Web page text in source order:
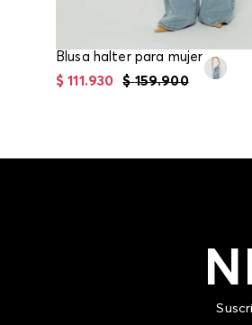
Blusa halter para mujer
$ 159.900
$ 111 .930